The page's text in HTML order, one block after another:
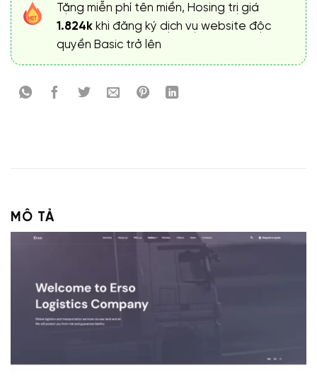
Tặng miễn phí tên miền, Hosing trị giá
1.824k khi đăng ký dịch vụ website độc
quyền Basic trở lên
MÔ TẢ